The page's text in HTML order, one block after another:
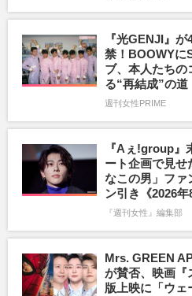
『光GENJI』
禁！BOOWYに
ブ、本人たちの
る“再結成”の道
週刊女性PRIME
『Aぇ!group』
ート企画で見せ
なこの男」ファ
ン引き《2026年
『週刊女性』編集部
Mrs. GREEN
が賛否、映画『
版上映に「ウェ